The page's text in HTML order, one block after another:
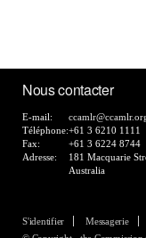
Nous contacter
E-mail:
Téléphone:+61 3 6210 1111
Fax:
+61 3 6224 8744
Adresse:
181 Macquarie
Australia
S'identifier Messagerie